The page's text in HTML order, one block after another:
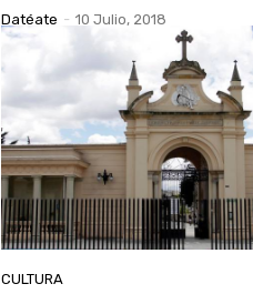
Datéate - 10 Julio, 2018
CULTURA